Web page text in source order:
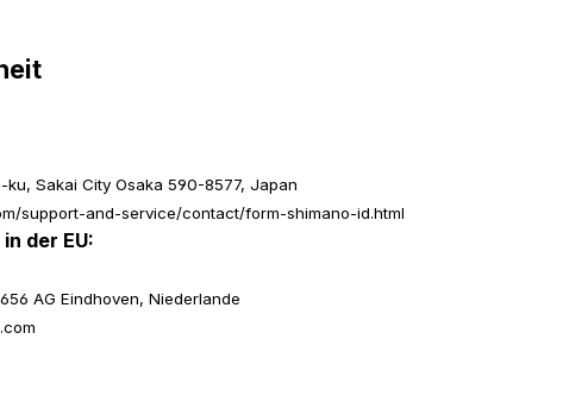
Sakai City Osaka 590-8577, Japan
support-and-service/contact/form-shimano-id.html
der EU:
AG Eindhoven, Niederlande